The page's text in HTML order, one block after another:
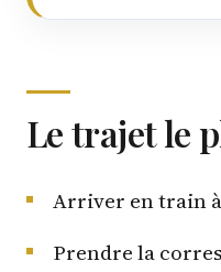
Le trajet le
Arriver en train
Prendre la